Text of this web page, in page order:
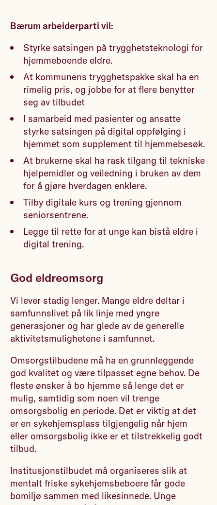
Bærum arbeiderparti vil:
Styrke satsingen på trygghetsteknologi for
hjemmeboende eldre.
At kommunens trygghetspakke skal ha en
rimelig pris, og jobbe for at flere benytter
seg av tilbudet
I samarbeid med pasienter og ansatte
styrke satsingen på digital oppfølging i
hjemmet som supplement til hjemmebesøk.
At brukerne skal ha rask tilgang til tekniske
hjelpemidler og veiledning i bruken av dem
for å gjøre hverdagen enklere.
Tilby digitale kurs og trening gjennom
seniorsentrene.
Legge til rette for at unge kan bistå eldre i
digital trening.
God eldreomsorg
Vi lever stadig lenger. Mange eldre deltar i
samfunnslivet på lik linje med yngre
generasjoner og har glede av de generelle
aktivitetsmulighetene i samfunnet.
Omsorgstilbudene må ha en grunnleggende
god kvalitet og være tilpasset egne behov. De
fleste ønsker å bo hjemme så lenge det er
mulig, samtidig som noen vil trenge
omsorgsbolig en periode. Det er viktig at det
er en sykehjemsplass tilgjengelig når hjem
eller omsorgsbolig ikke er et tilstrekkelig godt
tilbud.
Institusjonstilbudet må organiseres slik at
mentalt friske sykehjemsbeboere får gode
bomiljø sammen med likesinnede. Unge